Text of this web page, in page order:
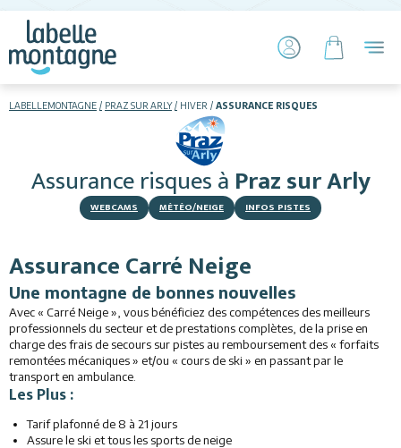
LABELLEMONTAGNE PRAZ SUR ARLY HIVER ASSURANCE RISQUES
Assurance risquesà Praz sur Arly
WEBCAMS MÉTÉO/NEIGE INFOS PISTES
Hébergements
Activités
Restaurants
Assurance Carré Neige
Une montagne de bonnes nouvelles
Avec « Carré Neige », vous bénéficiez des compétences des meilleurs
professionnels du secteur et de prestations complètes, de la prise en
charge des frais de secours sur pistes au remboursement des « forfaits
remontées mécaniques » et/ou « cours de ski » en passant par le
transport en ambulance.
Les Plus :
Tarif plafonné de 8 à 21 jours
Assure le ski et tous les sports de neige